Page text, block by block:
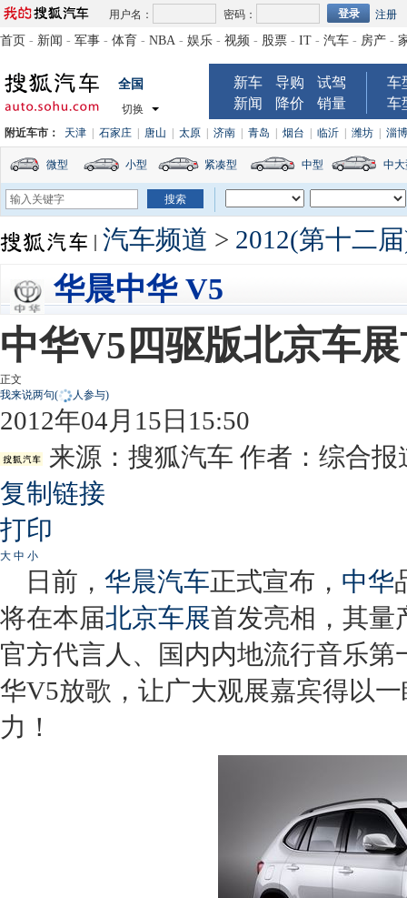
用户名： 密码： 注册
首页 - 新闻 - 军事 - 体育 - NBA - 娱乐 - 视频 - 股票 - IT - 汽车 - 房产 -
全国
切换
新车 导购
试驾
新闻
降价 销量
车
车
附近车市： 天津 石家庄 唐山 太原 济南 青岛 烟台 临沂 潍坊 淄博
微型 小型 紧凑型 中型 中
汽车频道 > 2012(第十二
华晨中华 V5
中华V5四驱版北京车
正文
我来说两句( 人参与)
2012年04月15日15:50
来源： 搜狐汽车 作者：综合报
复制链接
打印
大 中 小
日前， 华晨汽车正式宣布， 中华
将在本届北京车展首发亮相，其量
官方代言人、国内内地流行音乐第
华V5放歌，让广大观展嘉宾得以
力！